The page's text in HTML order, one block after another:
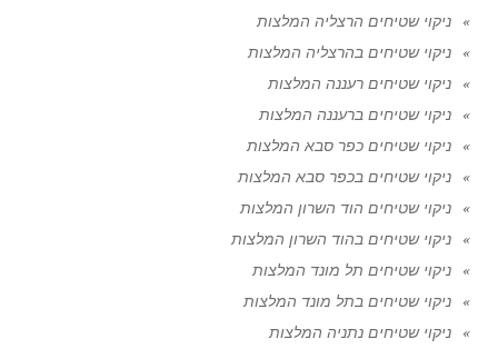
ניקוי שטיחים הרצליה המלצות
ניקוי שטיחים בהרצליה המלצות
ניקוי שטיחים רעננה המלצות
ניקוי שטיחים ברעננה המלצות
ניקוי שטיחים כפר סבא המלצות
ניקוי שטיחים בכפר סבא המלצות
ניקוי שטיחים הוד השרון המלצות
ניקוי שטיחים בהוד השרון המלצות
ניקוי שטיחים תל מונד המלצות
ניקוי שטיחים בתל מונד המלצות
ניקוי שטיחים נתניה המלצות